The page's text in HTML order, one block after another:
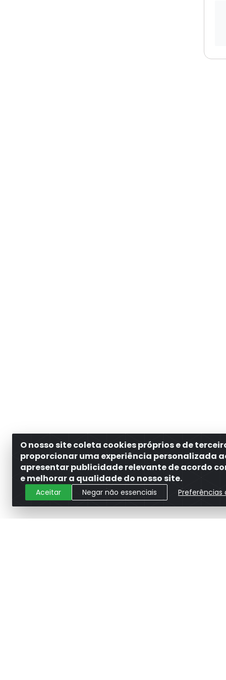
O nosso site coleta cookies próprios e de
proporcionar uma experiência personalizada
apresentar publicidade relevante de acordo
e melhorar a qualidade do nosso site.
Aceitar Negar não essenciais Preferências